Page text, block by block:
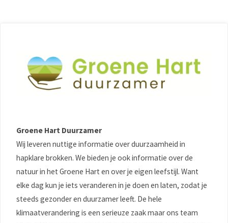
Groene Hart Duurzamer
Wij leveren nuttige informatie over duurzaamheid in
hapklare brokken. We bieden je ook informatie over de
natuur in het Groene Hart en over je eigen leefstijl. Want
elke dag kun je iets veranderen in je doen en laten, zodat je
steeds gezonder en duurzamer leeft. De hele
klimaatverandering is een serieuze zaak maar ons team